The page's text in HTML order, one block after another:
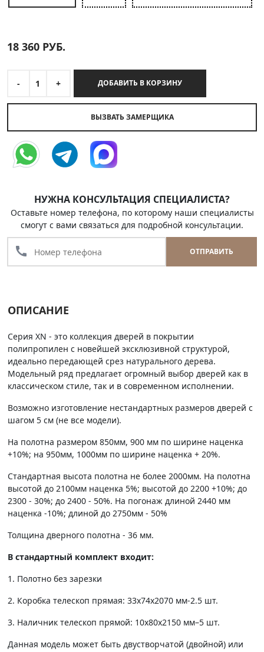
18 360 РУБ.
- 1 + ДОБАВИТЬ В КОРЗИНУ
ВЫЗВАТЬ ЗАМЕРЩИКА
НУЖНА КОНСУЛЬТАЦИЯ СПЕЦИАЛИСТА?
Оставьте номер телефона, по которому наши специалисты
смогут с вами связаться для подробной консультации.
call ОТПРАВИТЬ
ОПИСАНИЕ
Серия XN - это коллекция дверей в покрытии
полипропилен с новейшей эксклюзивной структурой,
идеально передающей срез натурального дерева.
Модельный ряд предлагает огромный выбор дверей как в
классическом стиле, так и в современном исполнении.
Возможно изготовление нестандартных размеров дверей с
шагом 5 см (не все модели).
На полотна размером 850мм, 900 мм по ширине наценка
+10%; на 950мм, 1000мм по ширине наценка + 20%.
Стандартная высота полотна не более 2000мм. На полотна
высотой до 2100мм наценка 5%; высотой до 2200 +10%; до
2300 - 30%; до 2400 - 50%. На погонаж длиной 2440 мм
наценка -10%; длиной до 2750мм - 50%
Толщина дверного полотна - 36 мм.
В стандартный комплект входит:
1. Полотно без зарезки
2. Коробка телескоп прямая: 33х74х2070 мм-2.5 шт.
3. Наличник телескоп прямой: 10х80х2150 мм–5 шт.
Данная модель может быть двустворчатой (двойной) или